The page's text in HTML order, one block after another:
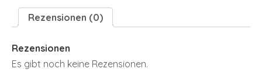
Rezensionen (0)
Rezensionen
Es gibt noch keine Rezensionen.